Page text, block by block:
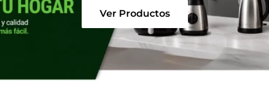
Ver Productos